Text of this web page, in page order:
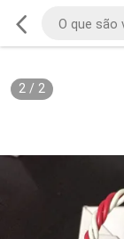
2/ 2